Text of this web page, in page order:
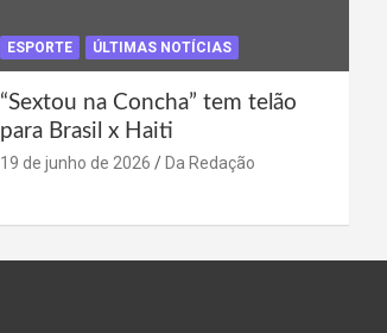
ESPORTE ÚLTIMAS NOTÍCIAS
“Sextou na Concha” tem telão
para Brasil x Haiti
19 de junho de 2026 Da Redação